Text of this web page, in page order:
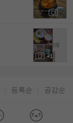
+1
등록순 공감순